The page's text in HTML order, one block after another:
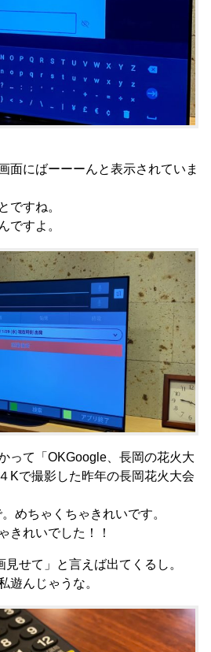
にばーーーんと表示されていま
ですね。
ですよ。
って「OKGoogle、長岡の花火大
Kで撮影した昨年の長岡花火大会
めちゃくちゃきれいです。
きれいでした！！
見せて」と言えば出てくるし。
遊んじゃうな。